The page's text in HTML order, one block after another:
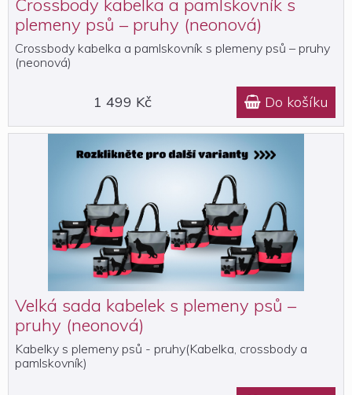
Crossbody kabelka a pamlskovník s
plemeny psů – pruhy (neonová)
Crossbody kabelka a pamlskovník s plemeny psů – pruhy
(neonová)
1 499 Kč  Do košíku
Velká sada kabelek s plemeny psů –
pruhy (neonová)
Kabelky s plemeny psů - pruhy(Kabelka, crossbody a
pamlskovník)